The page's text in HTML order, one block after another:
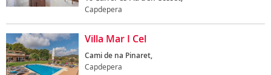
Capdepera
Villa Mar I Cel
Cami de na Pinaret,
Capdepera